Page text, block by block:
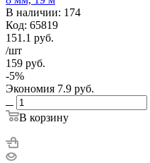
В наличии: 174
Код: 65819
151.1 руб.
/шт
159 руб.
-5%
Экономия 7.9 руб.
В корзину